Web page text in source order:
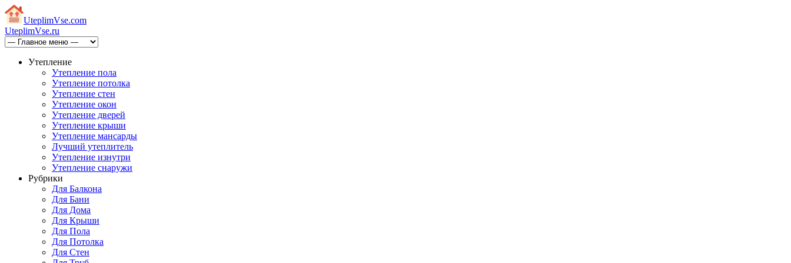
UteplimVse.com
UteplimVse.ru
Утепление
Утепление пола
Утепление потолка
Утепление стен
Утепление окон
Утепление дверей
Утепление крыши
Утепление мансарды
Лучший утеплитель
Утепление изнутри
Утепление снаружи
Рубрики
Для Балкона
Для Бани
Для Дома
Для Крыши
Для Пола
Для Потолка
Для Стен